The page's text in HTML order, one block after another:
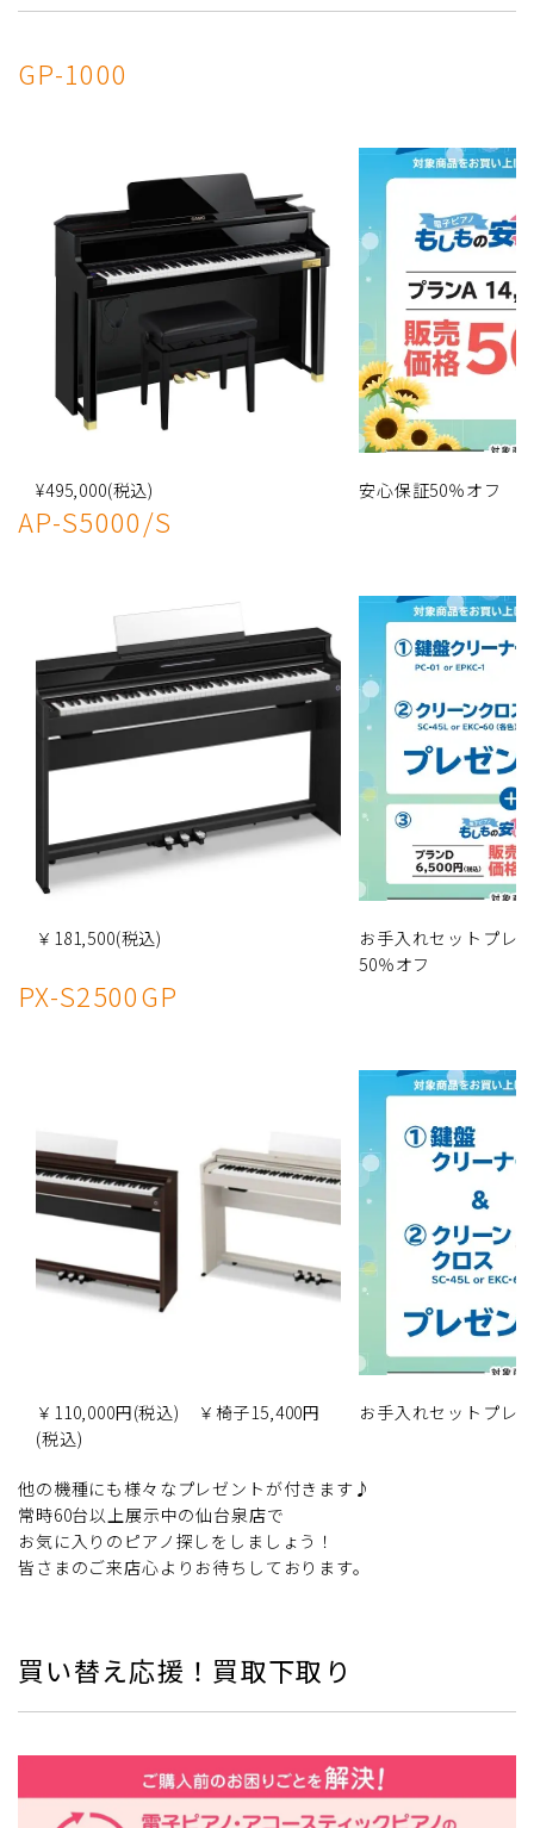
GP-1000
¥495,000(税込) 安心保証50％オフ
AP-S5000/S
￥181,500(税込)
お手入れセットプレ
50％オフ
PX-S2500GP
￥110,000円(税込) ￥椅子15,400円
(税込)
お手入れセットプレ
他の機種にも様々なプレゼントが付きます♪
常時60台以上展示中の仙台泉店で
お気に入りのピアノ探しをしましょう！
皆さまのご来店心よりお待ちしております。
買い替え応援！買取下取り